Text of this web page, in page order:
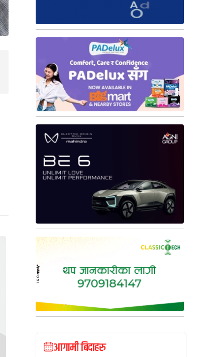
आगामी बिदाहरु